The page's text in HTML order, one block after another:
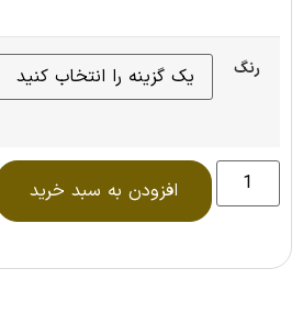
رنگ
افزودن به سبد خرید